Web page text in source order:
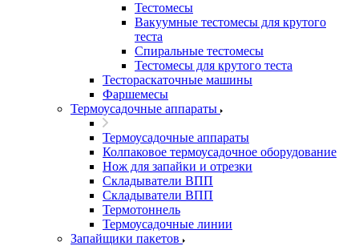
Тестомесы
Вакуумные тестомесы для крутого
теста
Спиральные тестомесы
Тестомесы для крутого теста
Тестораскаточные машины
Фаршемесы
Термоусадочные аппараты
Термоусадочные аппараты
Колпаковое термоусадочное оборудование
Нож для запайки и отрезки
Складыватели ВПП
Складыватели ВПП
Термотоннель
Термоусадочные линии
Запайщики пакетов